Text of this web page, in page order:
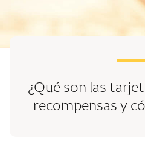
¿Qué son las
recompensas y